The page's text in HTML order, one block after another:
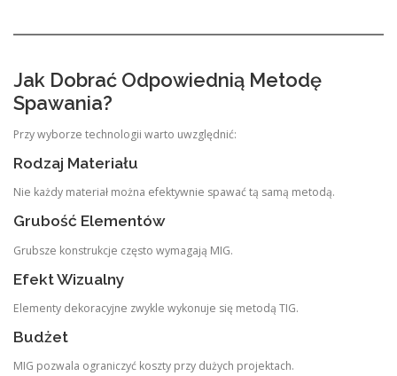
Jak Dobrać Odpowiednią Metodę
Spawania?
Przy wyborze technologii warto uwzględnić:
Rodzaj Materiału
Nie każdy materiał można efektywnie spawać tą samą metodą.
Grubość Elementów
Grubsze konstrukcje często wymagają MIG.
Efekt Wizualny
Elementy dekoracyjne zwykle wykonuje się metodą TIG.
Budżet
MIG pozwala ograniczyć koszty przy dużych projektach.